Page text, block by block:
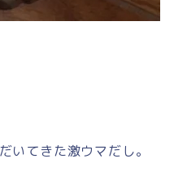
いてきた激ウマだし。